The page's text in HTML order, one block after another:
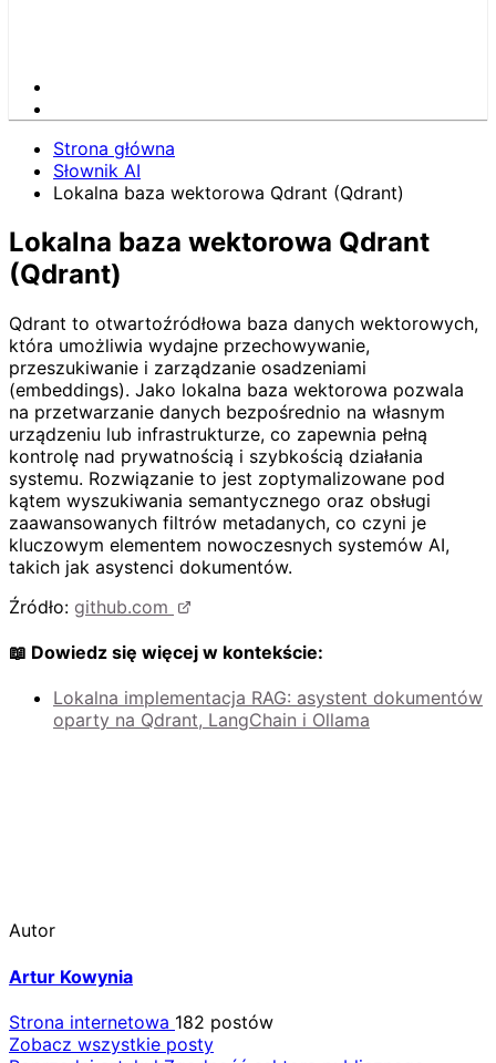
Strona główna
Słownik AI
Lokalna baza wektorowa Qdrant (Qdrant)
Lokalna baza wektorowa Qdrant
(Qdrant)
Qdrant to otwartoźródłowa baza danych wektorowych,
która umożliwia wydajne przechowywanie,
przeszukiwanie i zarządzanie osadzeniami
(embeddings). Jako lokalna baza wektorowa pozwala
na przetwarzanie danych bezpośrednio na własnym
urządzeniu lub infrastrukturze, co zapewnia pełną
kontrolę nad prywatnością i szybkością działania
systemu. Rozwiązanie to jest zoptymalizowane pod
kątem wyszukiwania semantycznego oraz obsługi
zaawansowanych filtrów metadanych, co czyni je
kluczowym elementem nowoczesnych systemów AI,
takich jak asystenci dokumentów.
Źródło: github.com
📖 Dowiedz się więcej w kontekście:
Lokalna implementacja RAG: asystent dokumentów
oparty na Qdrant, LangChain i Ollama
Autor
Artur Kowynia
Strona internetowa 182 postów
Zobacz wszystkie posty